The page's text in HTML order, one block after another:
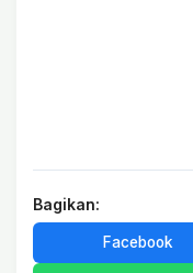
Bagikan:
Facebook